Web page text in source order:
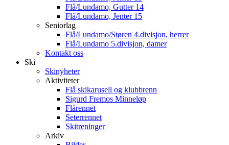
Flå/Lundamo, Gutter 14
Flå/Lundamo, Jenter 15
Seniorlag
Flå/Lundamo/Støren 4.divisjon, herrer
Flå/Lundamo 5.divisjon, damer
Kontakt oss
Ski
Skinyheter
Aktiviteter
Flå skikarusell og klubbrenn
Sigurd Fremos Minneløp
Flårennet
Seterrennet
Skitreninger
Arkiv